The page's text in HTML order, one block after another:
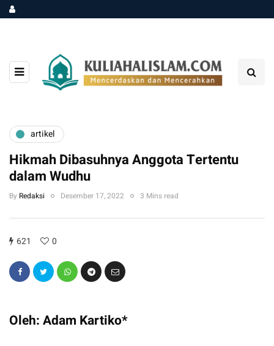
artikel
Hikmah Dibasuhnya Anggota Tertentu
dalam Wudhu
By Redaksi Desember 17, 2022 3 Mins read
621 0
Oleh: Adam Kartiko*